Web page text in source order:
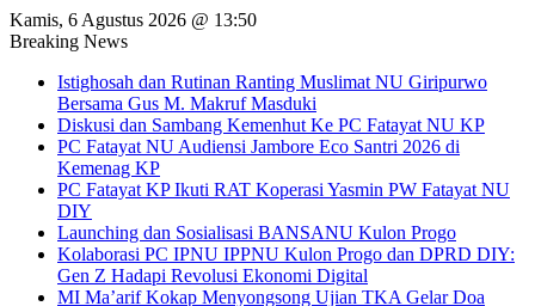
Kamis, 6 Agustus 2026 @ 13:50
Breaking News
Istighosah dan Rutinan Ranting Muslimat NU Giripurwo
Bersama Gus M. Makruf Masduki
Diskusi dan Sambang Kemenhut Ke PC Fatayat NU KP
PC Fatayat NU Audiensi Jambore Eco Santri 2026 di
Kemenag KP
PC Fatayat KP Ikuti RAT Koperasi Yasmin PW Fatayat NU
DIY
Launching dan Sosialisasi BANSANU Kulon Progo
Kolaborasi PC IPNU IPPNU Kulon Progo dan DPRD DIY:
Gen Z Hadapi Revolusi Ekonomi Digital
MI Ma’arif Kokap Menyongsong Ujian TKA Gelar Doa